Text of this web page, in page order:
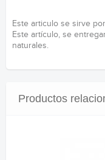
Este articulo se sirve
Este artículo, se
naturales.
Productos